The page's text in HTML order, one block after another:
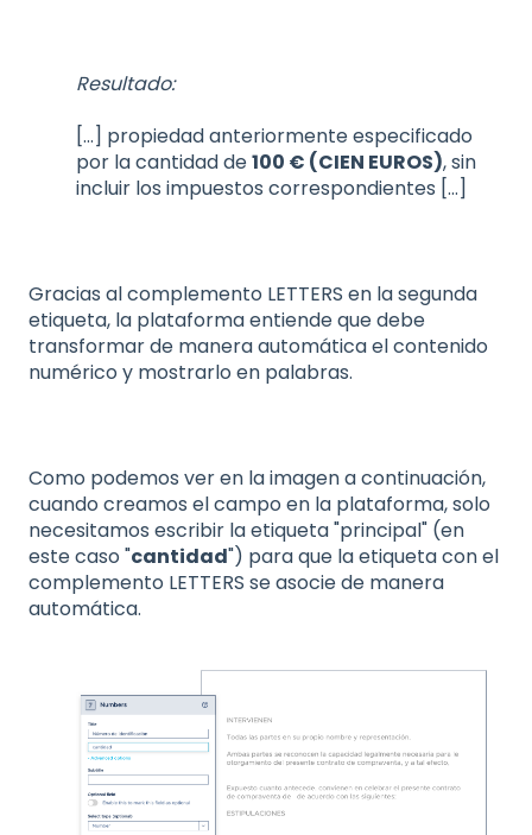
Resultado:
[...] propiedad anteriormente especificado
por la cantidad de100 € (CIEN EUROS), sin
incluir los impuestos correspondientes [...]
Gracias al complemento LETTERS en la segunda
etiqueta, la plataforma entiende que debe
transformar de manera automática el contenido
numérico y mostrarlo en palabras.
Como podemos ver en la imagen a continuación,
cuando creamos el campo en la plataforma, solo
necesitamos escribir la etiqueta "principal" (en
este caso "cantidad") para que la etiqueta con el
complemento LETTERS se asocie de manera
automática.